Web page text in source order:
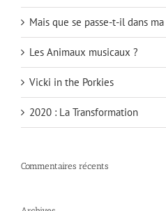
Mais que se passe-t-il dans
Les Animaux musicaux ?
Vicki in the Porkies
2020 : La Transformation
Commentaires récents